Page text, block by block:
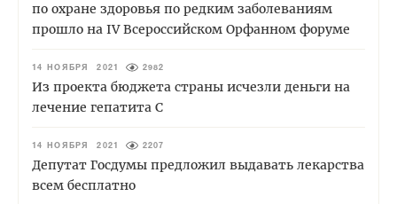
по охране здоровья по редким заболеваниям
прошло на IV Всероссийском Орфанном форуме
14 НОЯБРЯ 2021 2982
Из проекта бюджета страны исчезли деньги на
лечение гепатита С
14 НОЯБРЯ 2021 2207
Депутат Госдумы предложил выдавать лекарства
всем бесплатно